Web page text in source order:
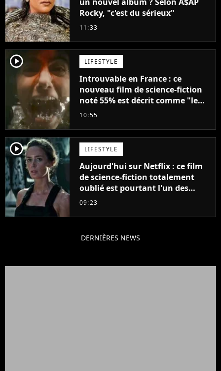
Rocky, "c'est du sérieux"
11:33
player2 LIFESTYLE
Introuvable en France : ce
nouveau film de science-fiction
noté 55% est décrit comme "le
plus stupide de l'année"
10:55
player2 LIFESTYLE
Aujourd'hui sur Netflix : ce film
de science-fiction totalement
oublié est pourtant l'un des
meilleurs des années 2010
09:23
DERNIÈRES NEWS